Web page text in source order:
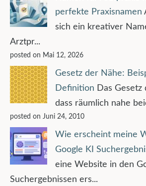
perfekte Praxisnamen
sich ein kreativer
Arztpr...
posted on Mai 12, 2026
Gesetz der Nähe:
Definition Das Gesetz
dass räumlich nahe
posted on Juni 24, 2010
Wie erscheint meine
Google KI
eine Website in den
Suchergebnissen ers...